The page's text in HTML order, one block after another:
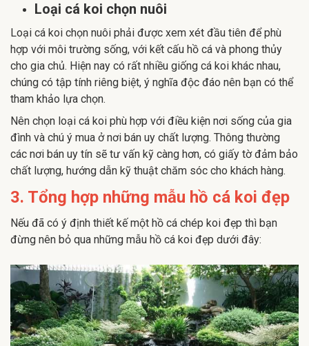
Loại cá koi chọn nuôi
Loại cá koi chọn nuôi phải được xem xét đầu tiên để phù
hợp với môi trường sống, với kết cấu hồ cá và phong thủy
cho gia chủ. Hiện nay có rất nhiều giống cá koi khác nhau,
chúng có tập tính riêng biệt, ý nghĩa độc đáo nên bạn có thể
tham khảo lựa chọn.
Nên chọn loại cá koi phù hợp với điều kiện nơi sống của gia
đình và chú ý mua ở nơi bán uy chất lượng. Thông thường
các nơi bán uy tín sẽ tư vấn kỹ càng hơn, có giấy tờ đảm bảo
chất lượng, hướng dẫn kỹ thuật chăm sóc cho khách hàng.
3. Tổng hợp những mẫu hồ cá koi đẹp
Nếu đã có ý định thiết kế một hồ cá chép koi đẹp thì bạn
đừng nên bỏ qua những mẫu hồ cá koi đẹp dưới đây: